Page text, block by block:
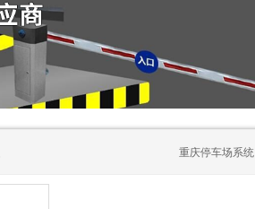
重庆停车场系统